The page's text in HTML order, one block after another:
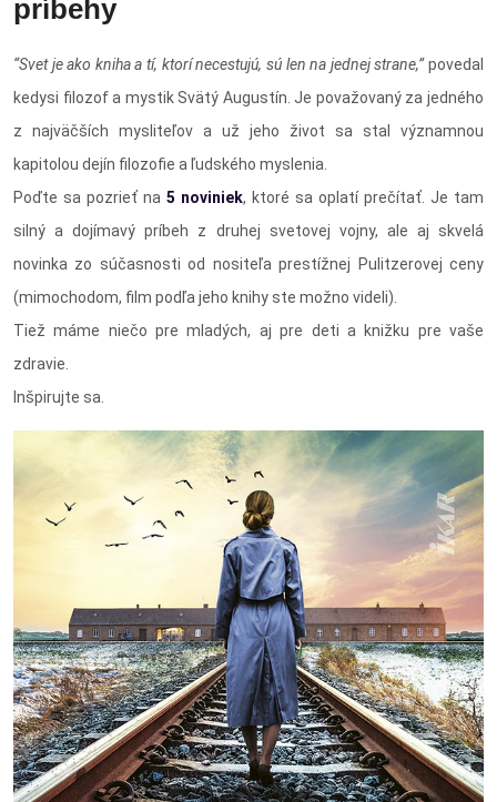
príbehy
“Svet je ako kniha a tí, ktorí necestujú, sú len na jednej strane,”povedal
kedysi filozof a mystik Svätý Augustín. Je považovaný za jedného
z najväčších mysliteľov a už jeho život sa stal významnou
kapitolou dejín filozofie a ľudského myslenia.
Poďte sa pozrieť na 5 noviniek, ktoré sa oplatí prečítať. Je tam
silný a dojímavý príbeh z druhej svetovej vojny, ale aj skvelá
novinka zo súčasnosti od nositeľa prestížnej Pulitzerovej ceny
(mimochodom, film podľa jeho knihy ste možno videli).
Tiež máme niečo pre mladých, aj pre deti a knižku pre vaše
zdravie.
Inšpirujte sa.